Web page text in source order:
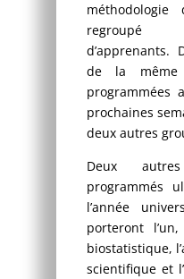
regroupé
d’apprenants.
de la même
programmées
prochaines
deux autres
Deux
programmés
l’année
porteront
biostatistique,
scientifique et